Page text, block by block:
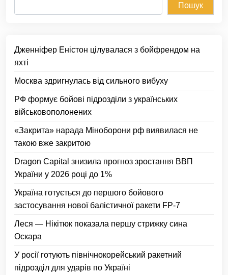
Пошук
Дженніфер Еністон цілувалася з бойфрендом на
яхті
Москва здригнулась від сильного вибуху
РФ формує бойові підрозділи з українських
військовополонених
«Закрита» нарада Міноборони рф виявилася не
такою вже закритою
Dragon Capital знизила прогноз зростання ВВП
України у 2026 році до 1%
Україна готується до першого бойового
застосування нової балістичної ракети FP-7
Леся — Нікітюк показала першу стрижку сина
Оскара
У росії готують північнокорейський ракетний
підрозділ для ударів по Україні